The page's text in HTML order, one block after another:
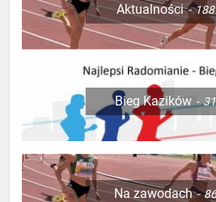
Aktualności 188
Bieg Kazików
Na zawodach